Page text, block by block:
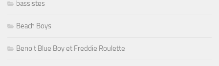
bassistes
Beach Boys
Benoit Blue Boy et Freddie Roulette